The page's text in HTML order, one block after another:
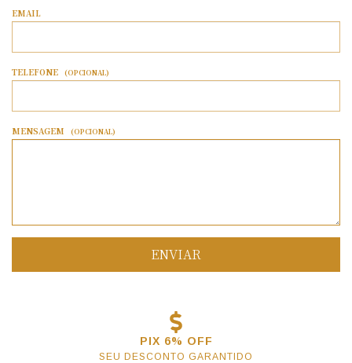
EMAIL
TELEFONE (OPCIONAL)
MENSAGEM (OPCIONAL)
PIX 6% OFF
SEU DESCONTO GARANTIDO